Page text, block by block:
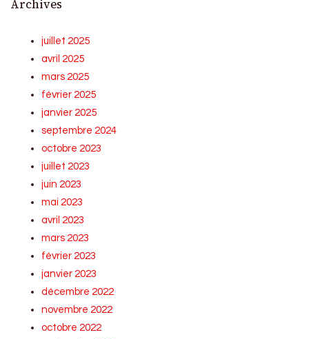
Archives
juillet 2025
avril 2025
mars 2025
février 2025
janvier 2025
septembre 2024
octobre 2023
juillet 2023
juin 2023
mai 2023
avril 2023
mars 2023
février 2023
janvier 2023
décembre 2022
novembre 2022
octobre 2022